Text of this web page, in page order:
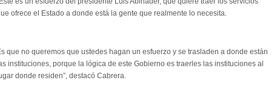
ofrece el Estado a donde está la gente que realmente lo necesita.
que no queremos que ustedes hagan un esfuerzo y se trasladen a donde están
instituciones, porque la lógica de este Gobierno es traerles las instituciones al
donde residen”, destacó Cabrera.